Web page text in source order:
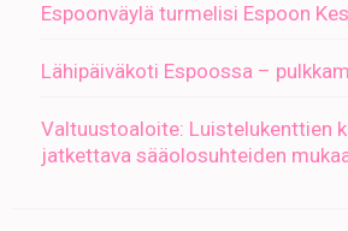
Espoonväylä turmelisi Espoon
Lähipäiväkoti Espoossa –
Valtuustoaloite: Luistelukenttien
jatkettava sääolosuhteiden